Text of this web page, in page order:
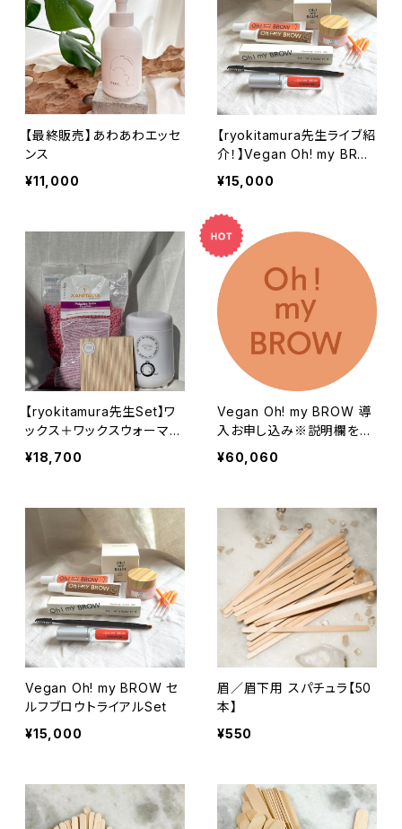
【最終販売】あわあわエッセ
ンス
¥11,000
【ryokitamura先生ライブ紹
介！】Vegan Oh! my BRO
W セルフブロウトライアルS
¥15,000
【ryokitamura先生Set】ワ
ックス＋ワックスウォーマー
Set（期間限定スパチュラプ
レゼント）
¥18,700
Vegan Oh! my BROW 導
入お申し込み※説明欄をご
確認ください
¥60,060
Vegan Oh! my BROW セ
ルフブロウトライアルSet
¥15,000
眉／眉下用 スパチュラ【50
本】
¥550